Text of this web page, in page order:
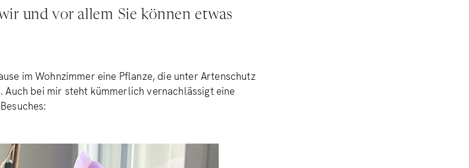
und vor allem Sie können etwas
im Wohnzimmer eine Pflanze, die unter Artenschutz
Auch bei mir steht kümmerlich vernachlässigt eine